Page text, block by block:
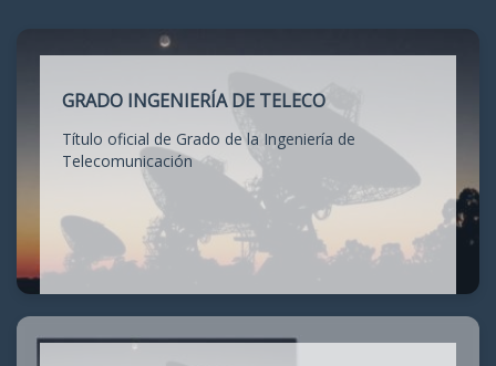
GRADO INGENIERÍA DE TELECO
Título oficial de Grado de la Ingeniería de
Telecomunicación